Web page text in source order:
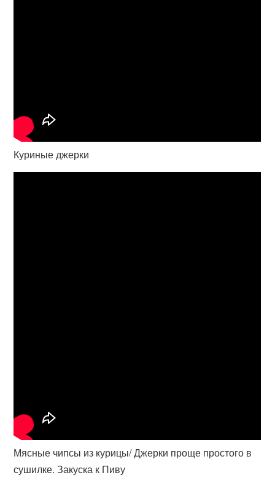
Куриные джерки
Мясные чипсы из курицы/ Джерки проще простого в
сушилке. Закуска к Пиву